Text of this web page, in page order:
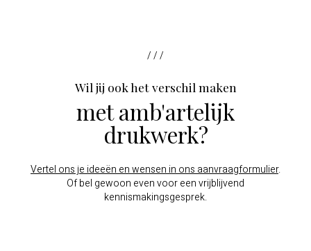
/ / /
Wil jij ook het verschil maken
met amb'artelijk
drukwerk?
Vertel ons je ideeën en wensen in ons aanvraagformulier.
Of bel gewoon even voor een vrijblijvend
kennismakingsgesprek.